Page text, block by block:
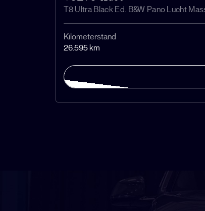
T8 Ultra Black Ed. B&W Pano Lucht
Kilometerstand
26.595 km